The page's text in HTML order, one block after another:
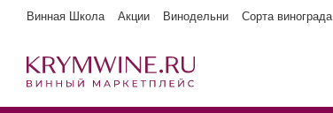
Винная Школа Акции Винодельни Сорта винограда